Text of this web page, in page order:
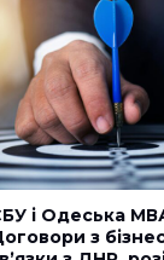
і Одеська
з